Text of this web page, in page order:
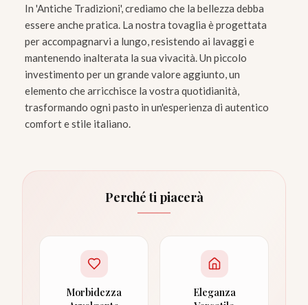
In 'Antiche Tradizioni', crediamo che la bellezza debba
essere anche pratica. La nostra tovaglia è progettata
per accompagnarvi a lungo, resistendo ai lavaggi e
mantenendo inalterata la sua vivacità. Un piccolo
investimento per un grande valore aggiunto, un
elemento che arricchisce la vostra quotidianità,
trasformando ogni pasto in un'esperienza di autentico
comfort e stile italiano.
Perché ti piacerà
Morbidezza
Eleganza